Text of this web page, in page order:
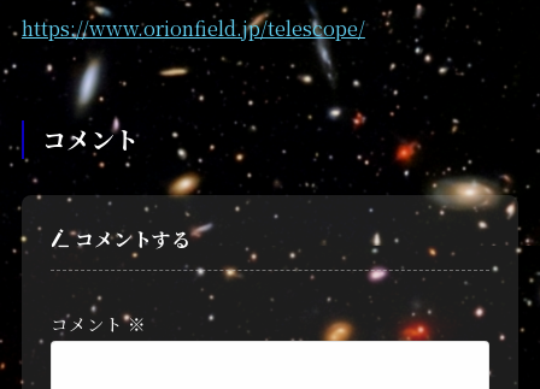
https://www.orionfield.jp/telescope/
コメント
コメントする
コメント※